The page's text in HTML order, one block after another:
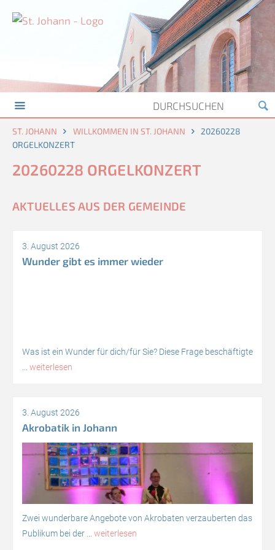
ST. JOHANN WILLKOMMEN IN ST. JOHANN
20260228
ORGELKONZERT
20260228 ORGELKONZERT
AKTUELLES AUS DER GEMEINDE
3. August 2026
Wunder gibt es immer wieder
Was ist ein Wunder für dich/für Sie? Diese Frage beschäftigte
weiterlesen
3. August 2026
Akrobatik in Johann
Zwei wunderbare Angebote von Akrobaten verzauberten das
Publikum bei der ... weiterlesen